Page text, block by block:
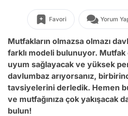
Favori Yorum
Mutfakların olmazsa olmazı
farklı modeli bulunuyor.
uyum sağlayacak ve yüksek
davlumbaz arıyorsanız,
tavsiyelerini derledik. Hemen
ve mutfağınıza çok yakışacak
bulun!